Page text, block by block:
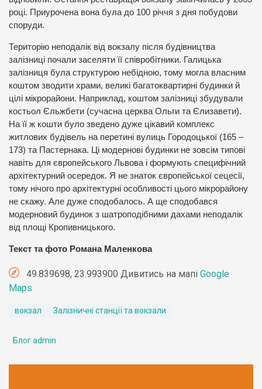
році. Приурочена вона була до 100 річчя з дня побудови
споруди.
Територію неподалік від вокзалу після будівництва
залізниці почали заселяти її співробітники. Галицька
залізниця була структурою небідною, тому могла власним
коштом зводити храми, великі багатоквартирні будинки й
цілі мікрорайони. Наприклад, коштом залізниці збудували
костьол Єльжбети (сучасна церква Ольги та Єлизавети).
На її ж кошти було зведено дуже цікавий комплекс
житлових будівель на перетині вулиць Городоцької (165 –
173) та Пастернака. Ці модернові будинки не зовсім типові
навіть для європейського Львова і формують специфічний
архітектурний осередок. Я не знаток європейської сецесії,
тому нічого про архітектурні особливості цього мікрорайону
не скажу. Але дуже сподобалось. А ще сподобався
модерновий будинок з шатроподібними дахами неподалік
від площі Кропивницького.
Текст та фото Романа Маленкова
49.839698, 23.993900 Дивитись на мапі Google
Maps
вокзал Залізничні станції та вокзали
Блог admin